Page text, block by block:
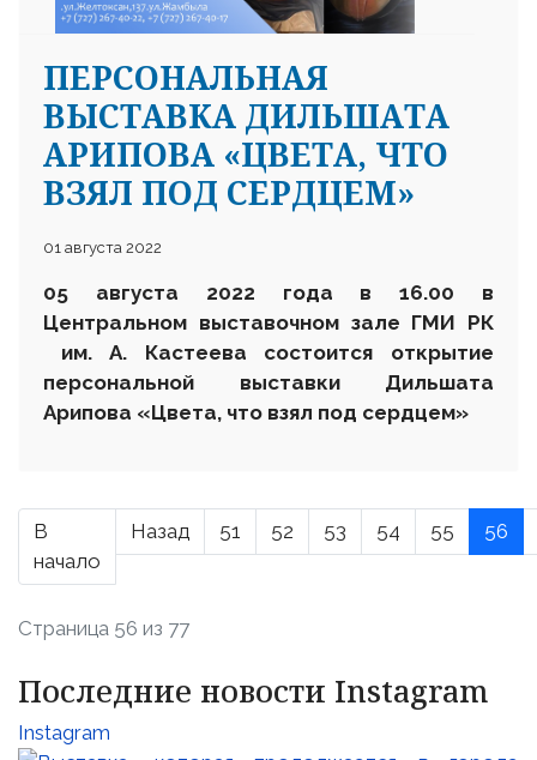
ПЕРСОНАЛЬНАЯ
ВЫСТАВКА ДИЛЬШАТА
АРИПОВА «ЦВЕТА, ЧТО
ВЗЯЛ ПОД СЕРДЦЕМ»
01 августа 2022
05 августа 2022 года в 16.00 в
Центральном выставочном зале ГМИ РК
им. А. Кастеева состоится открытие
персональной выставки
Дильшата
Арипова «Цвета, что взял под сердцем»
В
начало
Назад 51 52 53 54 55 56
Страница 56 из 77
Последние новости Instagram
Instagram